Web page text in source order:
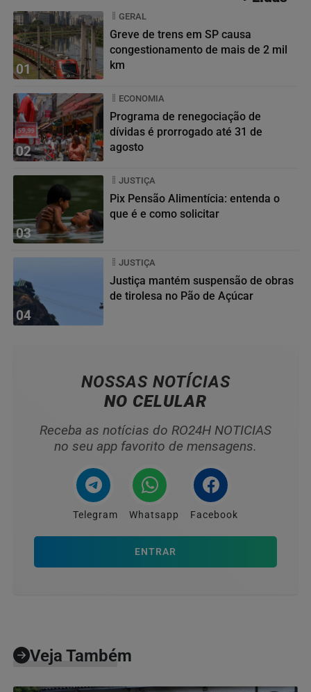
01
GERAL
Greve de trens em SP causa
congestionamento de mais de 2 mil
km
02
ECONOMIA
Programa de renegociação de
dívidas é prorrogado até 31 de
agosto
03
JUSTIÇA
Pix Pensão Alimentícia: entenda o
que é e como solicitar
04
JUSTIÇA
Justiça mantém suspensão de obras
de tirolesa no Pão de Açúcar
NOSSAS NOTÍCIAS
NO CELULAR
Receba as notícias do RO24H NOTICIAS
no seu app favorito de mensagens.
Telegram Whatsapp Facebook
ENTRAR
Veja Também